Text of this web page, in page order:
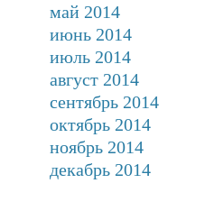
май 2014
июнь 2014
июль 2014
август 2014
сентябрь 2014
октябрь 2014
ноябрь 2014
декабрь 2014